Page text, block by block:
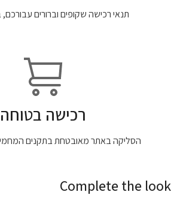
תנאי רכישה שקופים וברורים
רכישה בטוחה
הסליקה באתר מאובטחת בתקנים
Complete the look